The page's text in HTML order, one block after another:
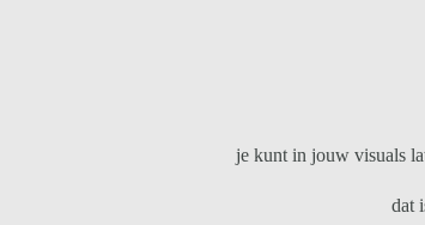
je kunt in jouw visuals
dat